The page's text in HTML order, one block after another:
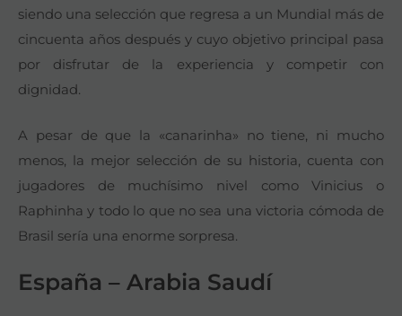
siendo una selección que regresa a un Mundial más de
cincuenta años después y cuyo objetivo principal pasa
por disfrutar de la experiencia y competir con
dignidad.
A pesar de que la «canarinha» no tiene, ni mucho
menos, la mejor selección de su historia, cuenta con
jugadores de muchísimo nivel como Vinicius o
Raphinha y todo lo que no sea una victoria cómoda de
Brasil sería una enorme sorpresa.
España – Arabia Saudí